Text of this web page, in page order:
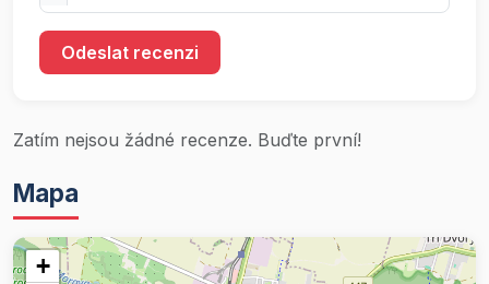
Odeslat recenzi
Zatím nejsou žádné recenze. Buďte první!
Mapa
+